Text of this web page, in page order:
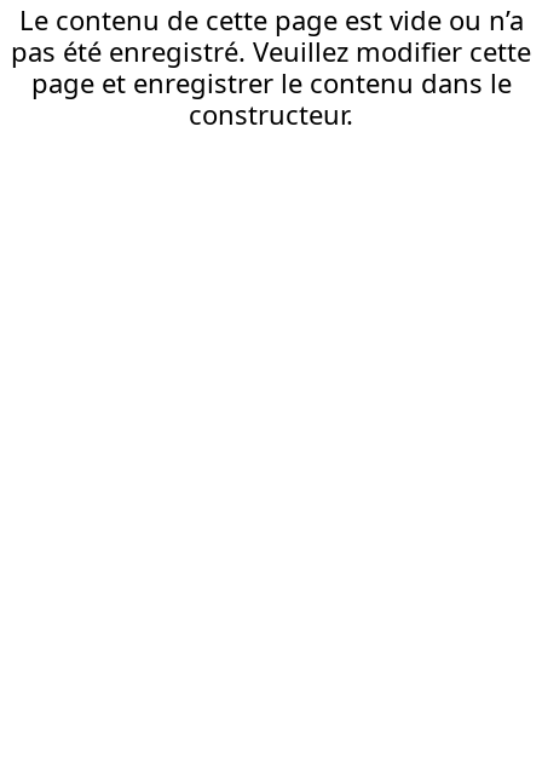
Le contenu de cette page est vide ou n’a
pas été enregistré. Veuillez modifier cette
page et enregistrer le contenu dans le
constructeur.